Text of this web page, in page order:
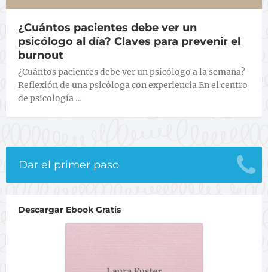
¿Cuántos pacientes debe ver un
psicólogo al día? Claves para prevenir el
burnout
¿Cuántos pacientes debe ver un psicólogo a la semana?
Reflexión de una psicóloga con experiencia En el centro
de psicología …
Dar el primer paso
Descargar Ebook Gratis